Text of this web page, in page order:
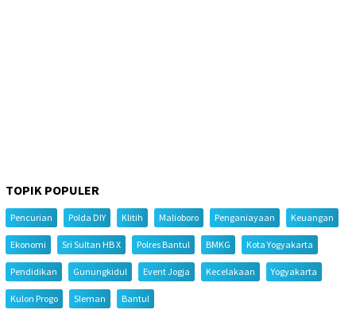
TOPIK POPULER
Pencurian Polda DIY Klitih Malioboro Penganiayaan Keuangan
Ekonomi Sri Sultan HB X Polres Bantul BMKG Kota Yogyakarta
Pendidikan Gunungkidul Event Jogja Kecelakaan Yogyakarta
Kulon Progo Sleman Bantul